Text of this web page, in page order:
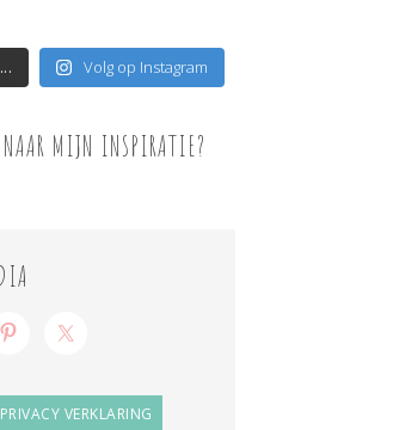
Volg op Instagram
MIJN INSPIRATIE?
PRIVACY VERKLARING